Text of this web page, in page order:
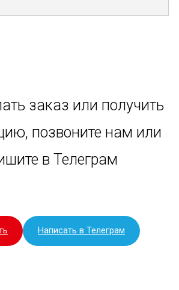
заказ или получить
позвоните нам или
в Телеграм
Написать в Телеграм